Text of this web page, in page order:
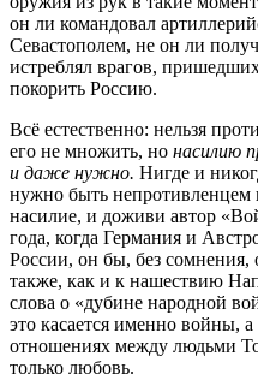
он ли командовал
Севастополем, не он ли
истреблял врагов,
покорить Россию.
Всё естественно: нельзя
его не множить, но насилию
и даже нужно. Нигде и
нужно быть непротивленцем
насилие, и доживи автор
года, когда Германия и
России, он бы, без сомнения,
также, как и к нашествию
слова о «дубине народной
это касается именно войны,
отношениях между людьми
только любовь.